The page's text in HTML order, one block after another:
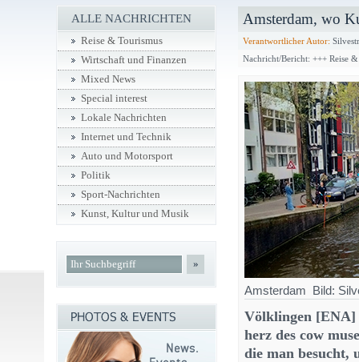
Amsterdam, wo
Verantwortlicher Autor:
Nachricht/Bericht: +++ Reise
Amsterdam Bild:
Völklingen [ENA]
herz des cow
die man besucht,
ALLE NACHRICHTEN
Reise & Tourismus
Wirtschaft und Finanzen
Mixed News
Special interest
Lokale Nachrichten
Internet und Technik
Auto und Motorsport
Politik
Sport-Nachrichten
Kunst, Kultur und Musik
»